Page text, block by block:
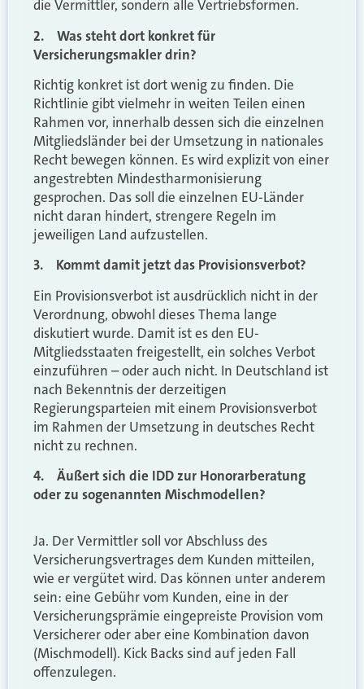
die Vermittler, sondern alle Vertriebsformen.
2. Was steht dort konkret für
Versicherungsmakler drin?
Richtig konkret ist dort wenig zu finden. Die
Richtlinie gibt vielmehr in weiten Teilen einen
Rahmen vor, innerhalb dessen sich die einzelnen
Mitgliedsländer bei der Umsetzung in nationales
Recht bewegen können. Es wird explizit von einer
angestrebten Mindestharmonisierung
gesprochen. Das soll die einzelnen EU-Länder
nicht daran hindert, strengere Regeln im
jeweiligen Land aufzustellen.
3. Kommt damit jetzt das Provisionsverbot?
Ein Provisionsverbot ist ausdrücklich nicht in der
Verordnung, obwohl dieses Thema lange
diskutiert wurde. Damit ist es den EU-
Mitgliedsstaaten freigestellt, ein solches Verbot
einzuführen – oder auch nicht. In Deutschland ist
nach Bekenntnis der derzeitigen
Regierungsparteien mit einem Provisionsverbot
im Rahmen der Umsetzung in deutsches Recht
nicht zu rechnen.
4. Äußert sich die IDD zur Honorarberatung
oder zu sogenannten Mischmodellen?
Ja. Der Vermittler soll vor Abschluss des
Versicherungsvertrages dem Kunden mitteilen,
wie er vergütet wird. Das können unter anderem
sein: eine Gebühr vom Kunden, eine in der
Versicherungsprämie eingepreiste Provision vom
Versicherer oder aber eine Kombination davon
(Mischmodell). Kick Backs sind auf jeden Fall
offenzulegen.